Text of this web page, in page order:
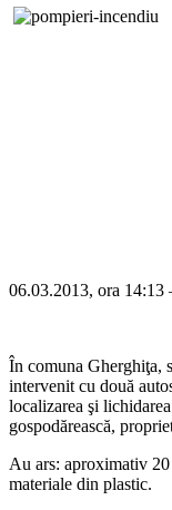
06.03.2013, ora 14:13
În comuna Gherghiţa,
intervenit cu două
localizarea şi
gospodărească,
Au ars: aproximativ
materiale din plastic.